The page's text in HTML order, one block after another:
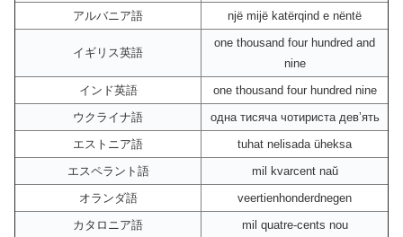
アルバニア語
një mijë katërqind e nëntë
イギリス英語
one thousand four hundred and
nine
インド英語
one thousand four hundred nine
ウクライナ語
одна тисяча чотириста девʼять
エストニア語
tuhat nelisada üheksa
エスペラント語
mil kvarcent naŭ
オランダ語
veertienhonderdnegen
カタロニア語
mil quatre-cents nou